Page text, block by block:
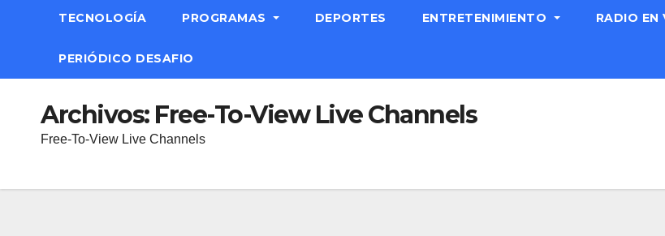
TECNOLOGÍA PROGRAMAS DEPORTES ENTRETENIMIENTO RADIO EN
PERIÓDICO DESAFIO
Archivos: Free-To-View Live Channels
Free-To-View Live Channels